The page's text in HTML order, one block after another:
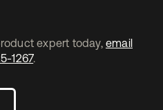
expert today, email
1267.